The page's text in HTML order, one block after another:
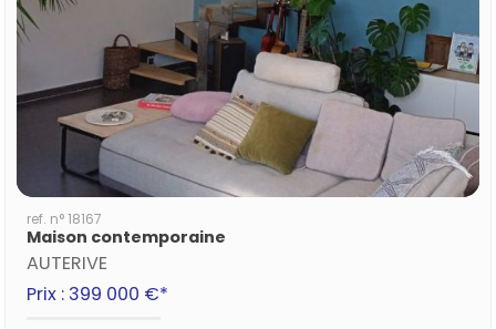
ref. n° 18167
Maison contemporaine
AUTERIVE
Prix : 399 000 €*